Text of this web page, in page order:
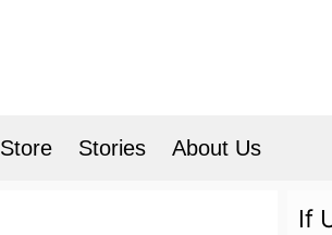
Store Stories About Us
If